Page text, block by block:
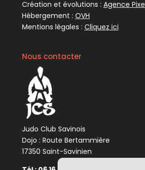
Création et évolutions : Agence
Hébergement : OVH
Mentions légales : Cliquez ici
Nous contacter
Judo Club Savinois
Dojo : Route Bertammière
17350 Saint-Savinien